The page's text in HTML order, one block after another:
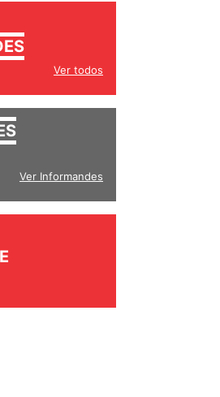
Ver todos
Ver Informandes